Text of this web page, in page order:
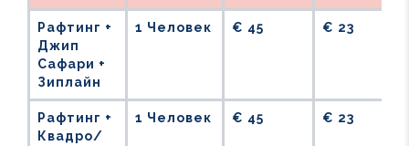
Рафтинг +
Джип
Сафари +
Зиплайн
1 Человек € 45 € 23
Рафтинг +
Квадро/
1 Человек € 45 € 23